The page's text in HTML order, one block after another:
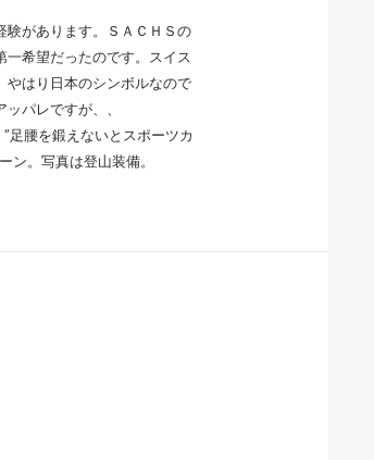
験があります。ＳＡＣＨＳの
希望だったのです。スイス
やはり日本のシンボルなので
パレですが、、
足腰を鍛えないとスポーツカ
ン。写真は登山装備。